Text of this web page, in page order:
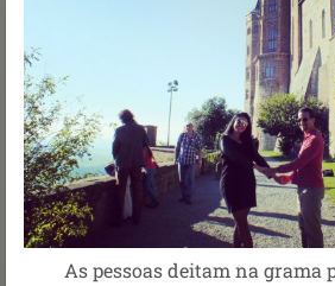
As pessoas deitam na grama